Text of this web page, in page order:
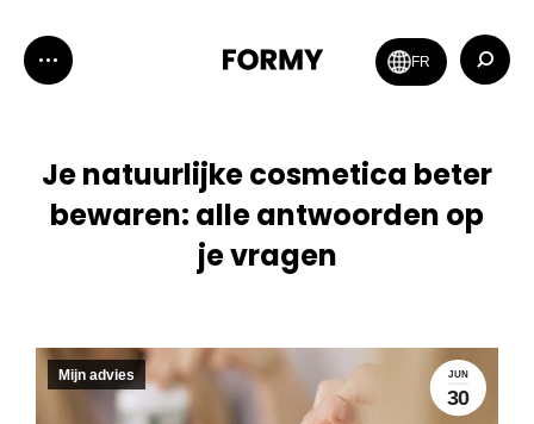
FR
Zoeken:
Je natuurlijke cosmetica beter
bewaren: alle antwoorden op
je vragen
JUN
30
Mijn advies